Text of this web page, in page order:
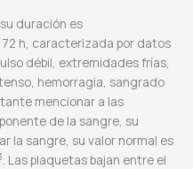
su duración es
h, caracterizada por datos
débil, extremidades frías,
hemorragia, sangrado
mencionar a las
de la sangre, su
la sangre, su valor normal es
. Las plaquetas bajan entre el